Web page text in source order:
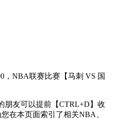
，NBA联赛比赛【马刺 VS 国
友可以提前【CTRL+D】收
在本页面索引了相关NBA、